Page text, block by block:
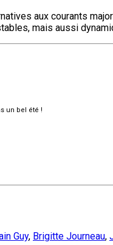
aux courants
mais aussi
un bel été !
Guy, Brigitte Journeau,